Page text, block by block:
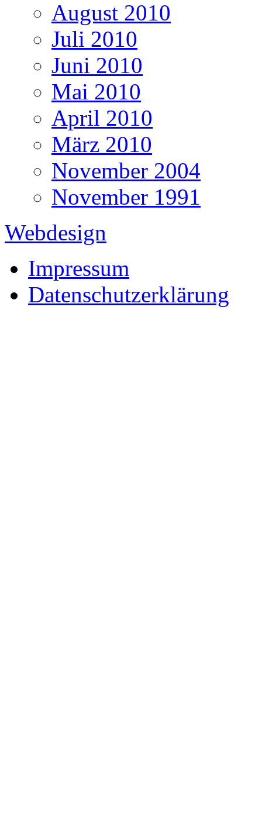
August 2010
Juli 2010
Juni 2010
Mai 2010
April 2010
März 2010
November 2004
November 1991
Webdesign
Impressum
Datenschutzerklärung